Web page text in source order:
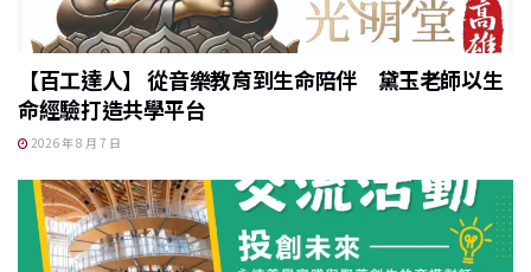
【百工達人】 從音樂教育到生命陪伴 黛玉老師以生
命經驗打造共學平台
2026 年 8 月 7 日